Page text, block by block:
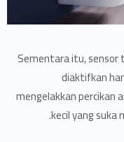
Sementara itu,
diaktifkan
mengelakkan percikan
kecil yang suka